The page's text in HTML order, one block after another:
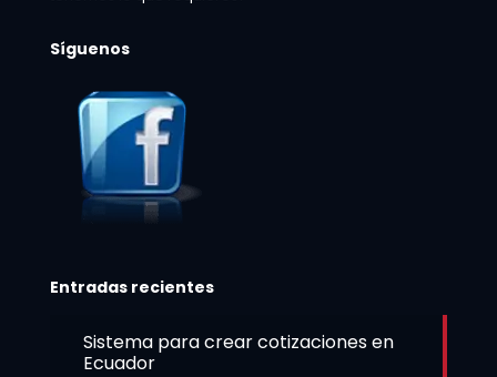
Síguenos
Entradas recientes
Sistema para crear cotizaciones en
Ecuador